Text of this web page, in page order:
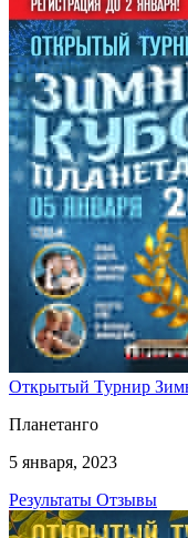
Открытый Турнир
Планетанго
5 января, 2023
Результаты Отзывы